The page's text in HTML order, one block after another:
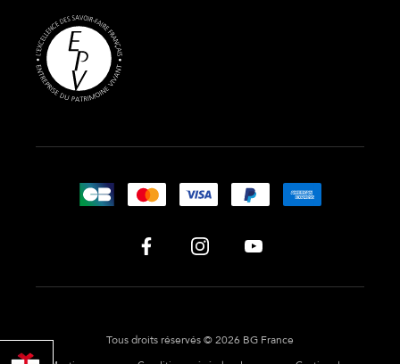
PROFITER
Tous droits réservés © 2026 BG France